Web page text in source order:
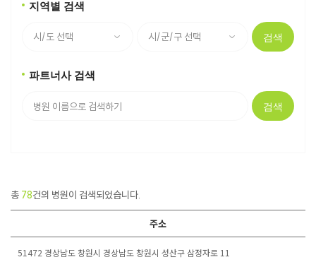
지역별 검색
검색
파트너사 검색
검색
총 78건의 병원이 검색되었습니다.
주소
51472 경상남도 창원시 경상남도 창원시 성산구 삼정자로 11